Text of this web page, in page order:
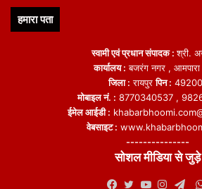
हमारा पता
स्वामी एवं प्रधान संपादक :श्री.
कार्यालय : बजरंग नगर , आमपारा
जिला : रायपुरपिन :
मोबाइल नं. : 8770340537 ,
ईमेल आईडी :
वेबसाइट :
---------------
सोशल मीडिया से जुड़े